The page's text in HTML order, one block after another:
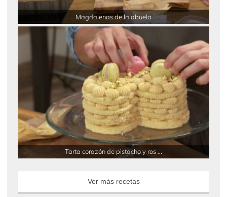
Magdalenas de la abuela
Tarta corazón de pistacho y ros ...
Ver más recetas